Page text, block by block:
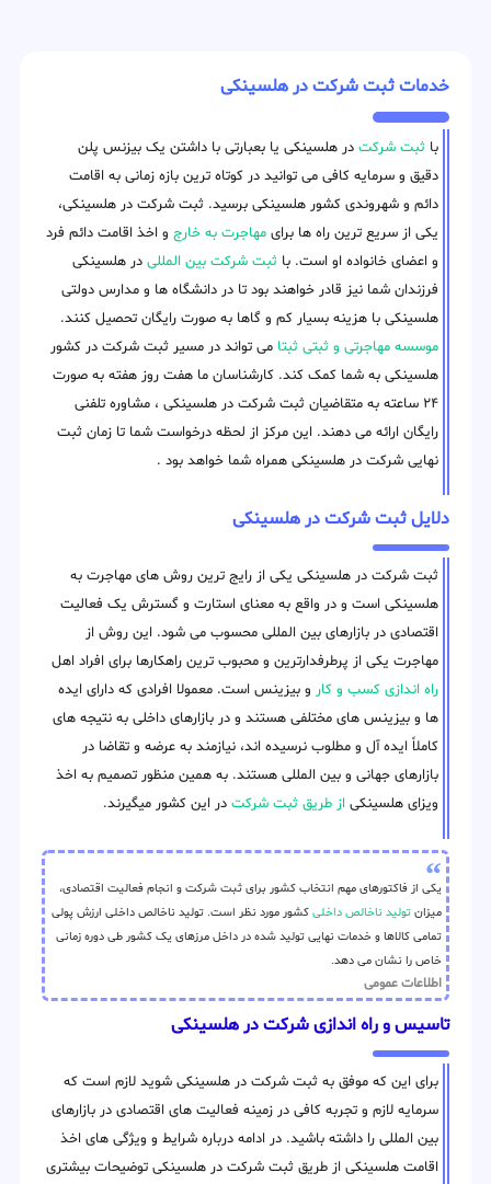
خدمات ثبت شرکت در هلسینکی
با ثبت شرکت در هلسینکی یا بعبارتی با داشتن یک بیزنس پلن
دقیق و سرمایه کافی می توانید در کوتاه ترین بازه زمانی به اقامت
دائم و شهروندی کشور هلسینکی برسید. ثبت شرکت در هلسینکی،
یکی از سریع ترین راه ها برای مهاجرت به خارج و اخذ اقامت دائم فرد
و اعضای خانواده او است. با ثبت شرکت بین المللی در هلسینکی
فرزندان شما نیز قادر خواهند بود تا در دانشگاه ها و مدارس دولتی
هلسینکی با هزینه بسیار کم و گاها به صورت رایگان تحصیل کنند.
موسسه مهاجرتی و ثبتی ثبتا می تواند در مسیر ثبت شرکت در کشور
هلسینکی به شما کمک کند. کارشناسان ما هفت روز هفته به صورت
۲۴ ساعته به متقاضیان ثبت شرکت در هلسینکی ، مشاوره تلفنی
رایگان ارائه می دهند. این مرکز از لحظه درخواست شما تا زمان ثبت
نهایی شرکت در هلسینکی همراه شما خواهد بود .
دلایل ثبت شرکت در هلسینکی
ثبت شرکت در هلسینکی یکی از رایج ترین روش های مهاجرت به
هلسینکی است و در واقع به معنای استارت و گسترش یک فعالیت
اقتصادی در بازارهای بین المللی محسوب می شود. این روش از
مهاجرت یکی از پرطرفدارترین و محبوب ترین راهکارها برای افراد اهل
راه اندازی کسب و کار و بیزینس است. معمولا افرادی که دارای ایده
ها و بیزینس های مختلفی هستند و در بازارهای داخلی به نتیجه های
کاملاً ایده آل و مطلوب نرسیده اند، نیازمند به عرضه و تقاضا در
بازارهای جهانی و بین المللی هستند. به همین منظور تصمیم به اخذ
ویزای هلسینکی از طریق ثبت شرکت در این کشور میگیرند.
یکی از فاکتورهای مهم انتخاب کشور برای ثبت شرکت و انجام فعالیت اقتصادی،
میزان تولید ناخالص داخلی کشور مورد نظر است. تولید ناخالص داخلی ارزش پولی
تمامی کالاها و خدمات نهایی تولید شده در داخل مرزهای یک کشور طی دوره زمانی
خاص را نشان می دهد.
اطلاعات عمومی
تاسیس و راه اندازی شرکت در هلسینکی
برای این که موفق به ثبت شرکت در هلسینکی شوید لازم است که
سرمایه لازم و تجربه کافی در زمینه فعالیت های اقتصادی در بازارهای
بین المللی را داشته باشید. در ادامه درباره شرایط و ویژگی های اخذ
اقامت هلسینکی از طریق ثبت شرکت در هلسینکی توضیحات بیشتری